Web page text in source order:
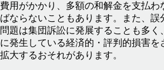
費用がかかり、多額の和解金を支払わ
ばならないこともあります。また、誤
問題は集団訴訟に発展することも多く
に発生している経済的・評判的損害を
拡大するおそれがあります。